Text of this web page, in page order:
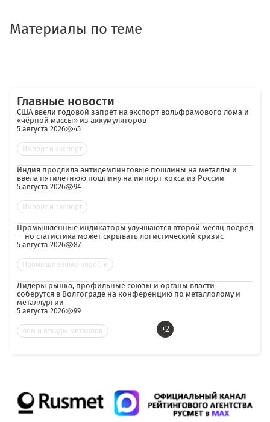
Материалы по теме
Главные новости
США ввели годовой запрет на экспорт вольфрамового лома и
«чёрной массы» из аккумуляторов
5 августа 2026 45
Импорт и экспорт
Индия продлила антидемпинговые пошлины на металлы и
ввела пятилетнюю пошлину на импорт кокса из России
5 августа 2026 94
Импорт и экспорт
Промышленные индикаторы улучшаются второй месяц подряд
— но статистика может скрывать логистический кризис
5 августа 2026 87
Промышленные новости
Лидеры рынка, профильные союзы и органы власти
соберутся в Волгограде на конференцию по металлолому и
металлургии
5 августа 2026 99
лом и отходы металлов +2